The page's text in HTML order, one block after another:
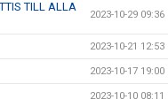
TILL ALLA
2023-10-29 09:36
2023-10-21 12:53
2023-10-17 19:00
2023-10-10 08:11